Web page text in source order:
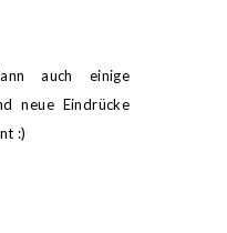
auch einige
neue Eindrücke
:)